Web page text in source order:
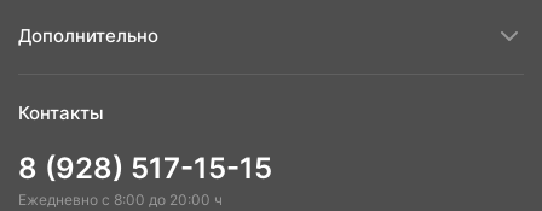
Дополнительно
Контакты
8 (928) 517-15-15
Ежедневно с 8:00 до 20:00 ч